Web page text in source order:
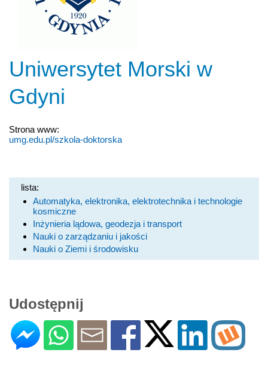
Uniwersytet Morski w
Gdyni
Strona www:
umg.edu.pl/szkola-doktorska
lista:
Automatyka, elektronika, elektrotechnika i technologie
kosmiczne
Inżynieria lądowa, geodezja i transport
Nauki o zarządzaniu i jakości
Nauki o Ziemi i środowisku
Udostępnij